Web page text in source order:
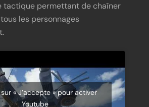
tactique permettant de chaîner
les personnages
« J’accepte » pour activer
Youtube